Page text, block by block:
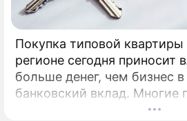
Покупка типовой
регионе сегодня приносит
больше денег, чем бизнес
банковский вклад. Многие
думают, что